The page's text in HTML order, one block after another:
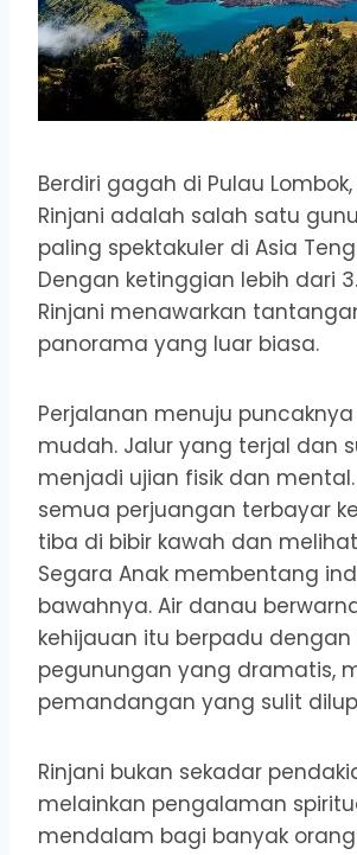
Berdiri gagah di Pulau
Rinjani adalah salah satu
paling spektakuler di Asia
Dengan ketinggian lebih dari
Rinjani menawarkan
panorama yang luar biasa.
Perjalanan menuju
mudah. Jalur yang terjal dan
menjadi ujian fisik dan
semua perjuangan terbayar
tiba di bibir kawah dan
Segara Anak membentang
bawahnya. Air danau
kehijauan itu berpadu dengan
pegunungan yang dramatis,
pemandangan yang sulit
Rinjani bukan sekadar
melainkan pengalaman
mendalam bagi banyak